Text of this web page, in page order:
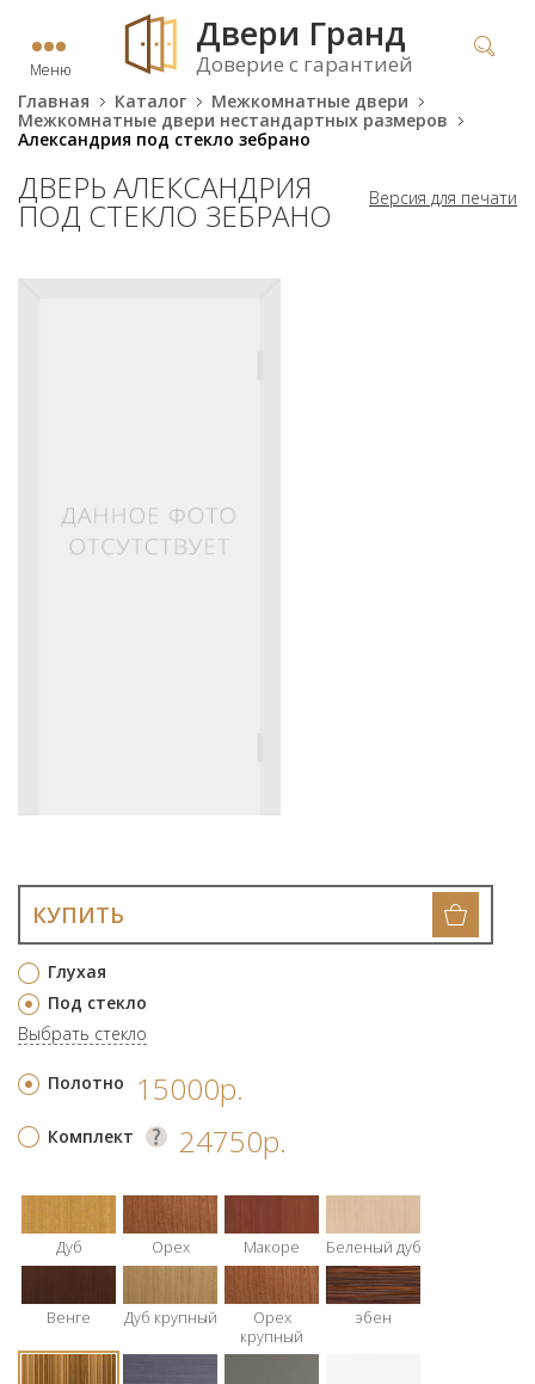
Меню
Двери Гранд
Доверие с гарантией
Главная Каталог
Межкомнатные двери
Межкомнатные двери нестандартных размеров
Александрия под стекло зебрано
Версия для печати
ДВЕРЬ АЛЕКСАНДРИЯ
ПОД СТЕКЛО ЗЕБРАНО
Глухая
Под стекло
Выбрать стекло
КУПИТЬ
Полотно 15000р.
Комплект 24750р.
Дуб Орех Макоре Беленый дуб
Венге Дуб крупный
Орех
крупный
эбен